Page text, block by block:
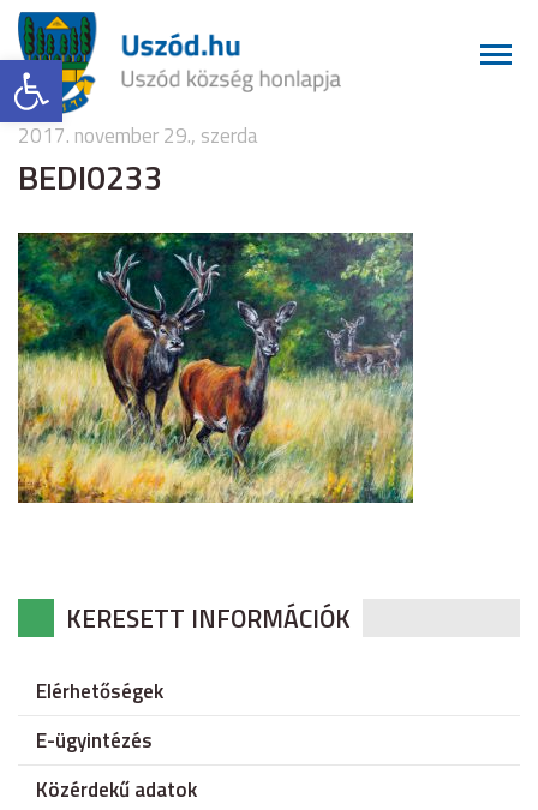
Eszköztár megnyitása
2017. november 29., szerda
BEDI0233
KERESETT INFORMÁCIÓK
Elérhetőségek
E-ügyintézés
Közérdekű adatok